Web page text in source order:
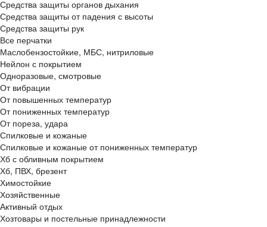
Средства защиты органов дыхания
Средства защиты от падения с высоты
Средства защиты рук
Все перчатки
Маслобензостойкие, МБС, нитриловые
Нейлон с покрытием
Одноразовые, смотровые
От вибрации
От повышенных температур
От пониженных температур
От пореза, удара
Спилковые и кожаные
Спилковые и кожаные от пониженных температур
Хб с обливным покрытием
Хб, ПВХ, брезент
Химостойкие
Хозяйственные
Активный отдых
Хозтовары и постельные принадлежности